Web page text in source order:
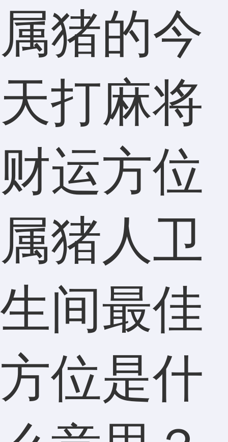
属猪的今
天打麻将
财运方位
属猪人卫
生间最佳
方位是什